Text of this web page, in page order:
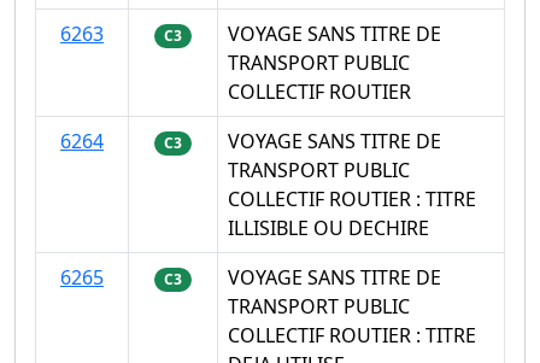
6263
C3
VOYAGE SANS TITRE DE
TRANSPORT PUBLIC
COLLECTIF ROUTIER
6264
C3
VOYAGE SANS TITRE DE
TRANSPORT PUBLIC
COLLECTIF ROUTIER : TITRE
ILLISIBLE OU DECHIRE
6265
C3
VOYAGE SANS TITRE DE
TRANSPORT PUBLIC
COLLECTIF ROUTIER : TITRE